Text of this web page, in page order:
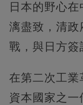
日本的野心
漓盡致，清政
戰，與日方簽
在第二次工業
資本國家之一